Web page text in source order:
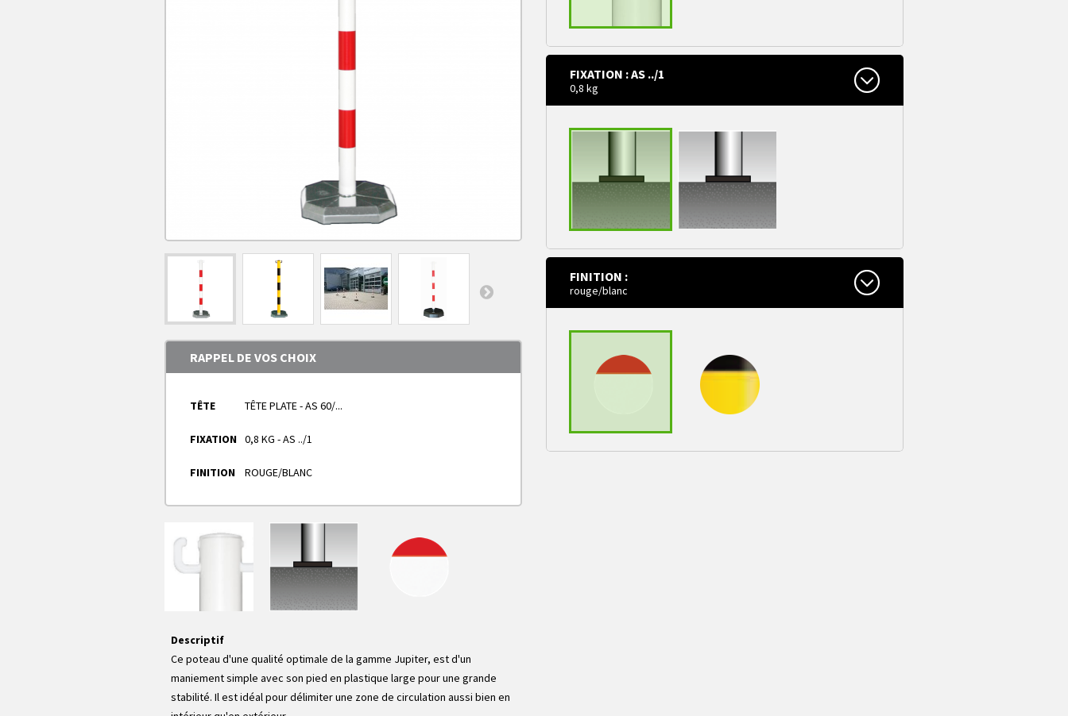
RAPPEL DE VOS CHOIX
TÊTE TÊTE PLATE - AS 60/...
FIXATION 0,8 KG - AS ../1
FINITION ROUGE/BLANC
Descriptif
Ce poteau d'une qualité optimale de la gamme Jupiter, est d'un
maniement simple avec son pied en plastique large pour une grande
stabilité. Il est idéal pour délimiter une zone de circulation aussi bien en
Tête Plate
FIXATION : AS ../1
0,8 kg
0,8 kg
FINITION :
rouge/blanc